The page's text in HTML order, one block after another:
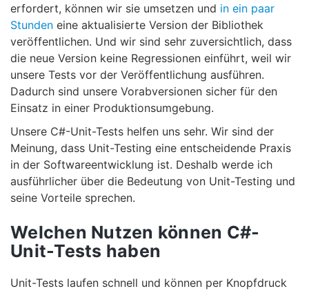
erfordert, können wir sie umsetzen und in ein paar
Stunden eine aktualisierte Version der Bibliothek
veröffentlichen. Und wir sind sehr zuversichtlich, dass
die neue Version keine Regressionen einführt, weil wir
unsere Tests vor der Veröffentlichung ausführen.
Dadurch sind unsere Vorabversionen sicher für den
Einsatz in einer Produktionsumgebung.
Unsere C#-Unit-Tests helfen uns sehr. Wir sind der
Meinung, dass Unit-Testing eine entscheidende Praxis
in der Softwareentwicklung ist. Deshalb werde ich
ausführlicher über die Bedeutung von Unit-Testing und
seine Vorteile sprechen.
Welchen Nutzen können C#-
Unit-Tests haben
Unit-Tests laufen schnell und können per Knopfdruck